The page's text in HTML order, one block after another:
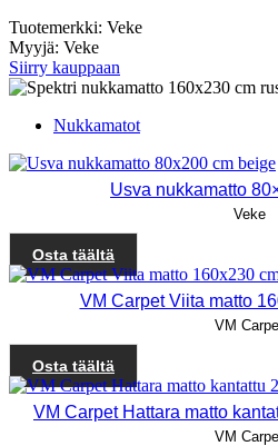
Tuotemerkki: Veke
Myyjä: Veke
Siirry kauppaan
Nukkamatot
Usva nukkamatto
Veke
Osta täältä
VM Carpet Viita matto
VM
Osta täältä
VM Carpet Hattara matto
VM